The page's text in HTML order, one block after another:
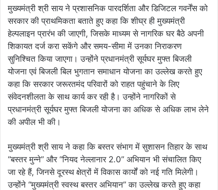
मुख्यमंत्री श्री साय ने प्रशासनिक पारदर्शिता और डिजिटल गवर्नेंस को
सरकार की प्राथमिकता बताते हुए कहा कि शीघ्र ही मुख्यमंत्री
हेल्पलाइन प्रारंभ की जाएगी, जिसके माध्यम से नागरिक घर बैठे अपनी
शिकायत दर्ज करा सकेंगे और समय-सीमा में उनका निराकरण
सुनिश्चित किया जाएगा। उन्होंने प्रधानमंत्री सूर्यघर मुफ्त बिजली
योजना एवं बिजली बिल भुगतान समाधान योजना का उल्लेख करते हुए
कहा कि सरकार जरूरतमंद परिवारों को राहत पहुंचाने के लिए
संवेदनशीलता के साथ कार्य कर रही है। उन्होंने नागरिकों से
प्रधानमंत्री सूर्यघर मुफ्त बिजली योजना का अधिक से अधिक लाभ लेने
की अपील भी की।
मुख्यमंत्री श्री साय ने कहा कि बस्तर संभाग में सुशासन तिहार के साथ
“बस्तर मुन्ने” और “नियद नेल्लानार 2.0” अभियान भी संचालित किए
जा रहे हैं, जिनसे दूरस्थ क्षेत्रों में विकास कार्यों को नई गति मिलेगी।
उन्होंने “मुख्यमंत्री स्वस्थ बस्तर अभियान” का उल्लेख करते हुए कहा